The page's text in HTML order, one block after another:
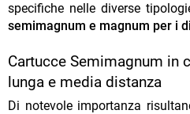
specifiche nelle diverse
semimagnum e magnum per i
Cartucce Semimagnum in
lunga e media distanza
Di notevole importanza